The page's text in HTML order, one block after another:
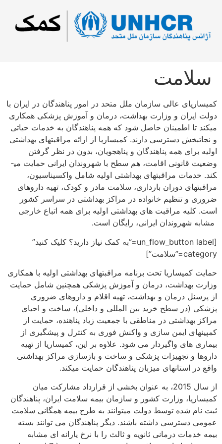
سلامت
کمیساریای عالی سازمان ملل متحد در امور پناهندگان در ایران با
دولت ایران و وزارت بهداشت، درمان و آموزش پزشکی همکاری
می­کند تا اطمینان حاصل شود که همه پناهندگان به خدمات حیاتی
و نجات­بخش دسترسی دارند. کمیساریا از ارائه مراقبت­های بهداشتی
اولیه برای همه پناهندگان و پناهجویان، بدون در نظر گرفتن
وضعیت قانونی اقامت، هم سطح با شهروندان ایرانی حمایت می­
کند. خدمات مراقبت­های بهداشتی اولیه شامل واکسیناسیون،
مراقبت­های دوران بارداری، سلامت مادر و کودک، تهیه داروهای
ضروری و تنظیم خانواده در مراکز بهداشتی در سراسر کشور
است. کلیه مراقبت های بهداشتی اولیه برای همه اتباع خارجی
مشابه شهروندان ایرانی، رایگان است.
[un_flow_button label=”به کمک نیاز دارید؟ کلیک کنید”
category=”سلامت”]
حمایت کمیساریا تحت برنامه مراقبت­های بهداشتی اولیه با همکاری
وزارت بهداشت، درمان و آموزش پزشکی همچنین شامل حمایت
از پرسنل درمان و بهداشت، تهیه اقلام و داروهای ضروری
پزشکی (در سطح خرید بین المللی و داخلی)، ساخت و احیای
مراکز بهداشتی در مناطقی با جمعیت زیاد پناهنده، حمایت از
کمپین­های ایمن سازی و واکنش فوری به کنترل و پیشگیری از
بیماری های واگیردار می شود. علاوه بر این، کمیساریا از تهیه
داروها و تجهیزات پزشکی و ساخت و بازسازی مراکز بهداشتی
واقع در استان­های میزبان پناهندگان حمایت می­کند.
از سال 2015، به عنوان بخشی از قرارداد مشارکت میان
کمیساریا، وزارت کشور و سازمان بیمه سلامت ایران، پناهندگان
ثبت نام شده توسط دولت می­توانند به طرح بیمه همگانی سلامت
عمومی دسترسی داشته باشند. دیگر پناهندگان می توانند بسته
بیمه خدمات درمانی ثانویه و ثالث را با نرخ یارانه ای مشابه